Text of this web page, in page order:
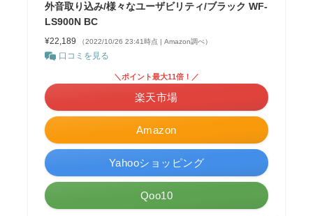
外音取り込み/様々なユーザビリティ/ブラック WF-
LS900N BC
¥22,189 （2022/10/26 23:41時点 | Amazon調べ）
口コミを見る
Amazon
＼ポイント最大11倍！／
楽天市場
Yahooショッピング
Qoo10